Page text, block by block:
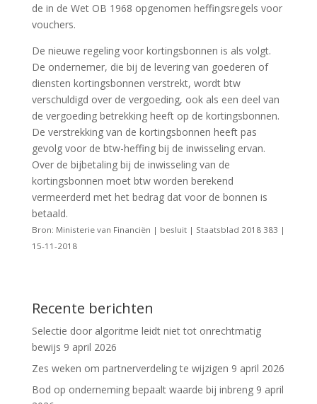
de in de Wet OB 1968 opgenomen heffingsregels voor
vouchers.
De nieuwe regeling voor kortingsbonnen is als volgt.
De ondernemer, die bij de levering van goederen of
diensten kortingsbonnen verstrekt, wordt btw
verschuldigd over de vergoeding, ook als een deel van
de vergoeding betrekking heeft op de kortingsbonnen.
De verstrekking van de kortingsbonnen heeft pas
gevolg voor de btw-heffing bij de inwisseling ervan.
Over de bijbetaling bij de inwisseling van de
kortingsbonnen moet btw worden berekend
vermeerderd met het bedrag dat voor de bonnen is
betaald.
Bron: Ministerie van Financiën | besluit | Staatsblad 2018 383 |
15-11-2018
Recente berichten
Selectie door algoritme leidt niet tot onrechtmatig
bewijs 9 april 2026
Zes weken om partnerverdeling te wijzigen 9 april 2026
Bod op onderneming bepaalt waarde bij inbreng 9 april